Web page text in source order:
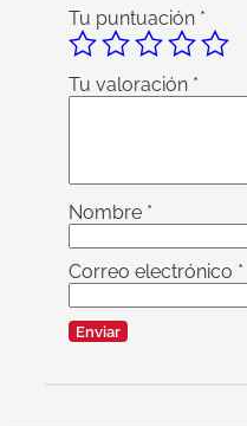
Tu puntuación *
Tu valoración *
Nombre *
Correo electrónico *